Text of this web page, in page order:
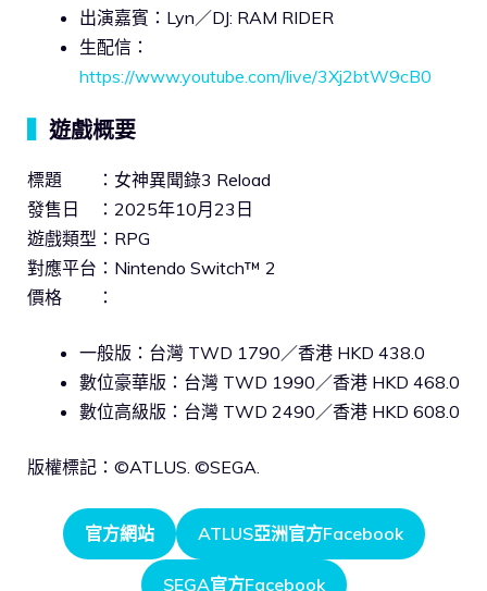
出演嘉賓：Lyn／DJ: RAM RIDER
生配信：
https://www.youtube.com/live/3Xj2btW9cB0
遊戲概要
標題 ：女神異聞錄3 Reload
發售日 ：2025年10月23日
遊戲類型：RPG
對應平台：Nintendo Switch™ 2
價格 ：
一般版：台灣 TWD 1790／香港 HKD 438.0
數位豪華版：台灣 TWD 1990／香港 HKD 468.0
數位高級版：台灣 TWD 2490／香港 HKD 608.0
版權標記：©ATLUS. ©SEGA.
官方網站 ATLUS亞洲官方Facebook
SEGA官方Facebook